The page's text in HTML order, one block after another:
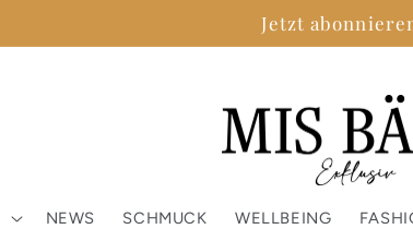
Jetzt
NEWS SCHMUCK WELLBEING